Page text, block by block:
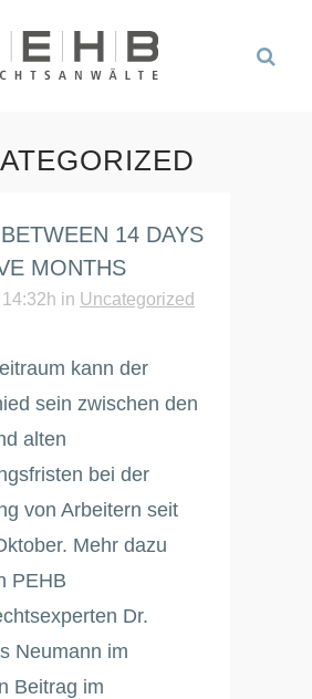
BETWEEN 14 DAYS
MONTHS
in Uncategorized
kann der
sein zwischen den
alten
bei der
von Arbeitern seit
Mehr dazu
PEHB
Dr.
Neumann im
Beitrag im